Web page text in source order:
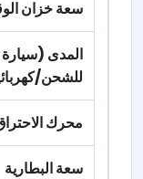
سعة خزان
المدى (سيارة
للشحن/
محرك
سعة البطارية